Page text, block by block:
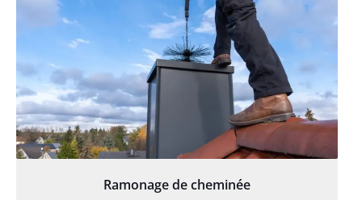
Ramonage de cheminée